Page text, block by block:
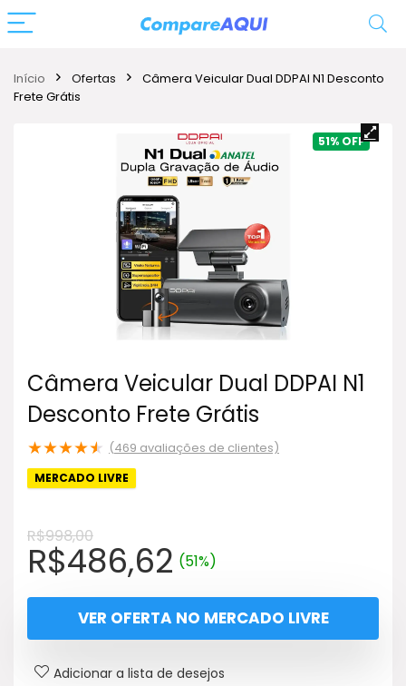
Início Ofertas
Câmera Veicular Dual DDPAI N1 Desconto
Frete Grátis
51%
Câmera Veicular Dual DDPAI N1
Desconto Frete Grátis
★★★★★ (469 avaliações de clientes)
MERCADO LIVRE
R$998,00
O
preço
original
era:
R$998,00.
R$486,62O
preço
atual
é:
R$486,62.
(51%)
VER OFERTA NO MERCADO LIVRE
Adicionar a lista de desejos